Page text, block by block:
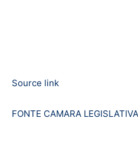
Source link
FONTE CAMARA